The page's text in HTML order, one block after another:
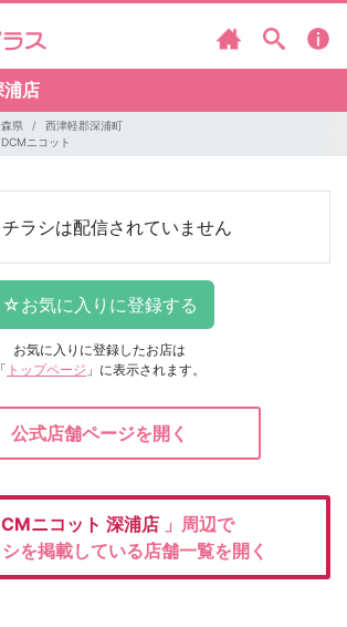
浦店
県
西津軽郡深浦町
DCMニコット
ラシは配信されていません
お気に入りに登録したお店は
「 トップページ 」に表示されます。
公式店舗ページを開く
ニコット 深浦店 」周辺で
を掲載している店舗一覧を開く